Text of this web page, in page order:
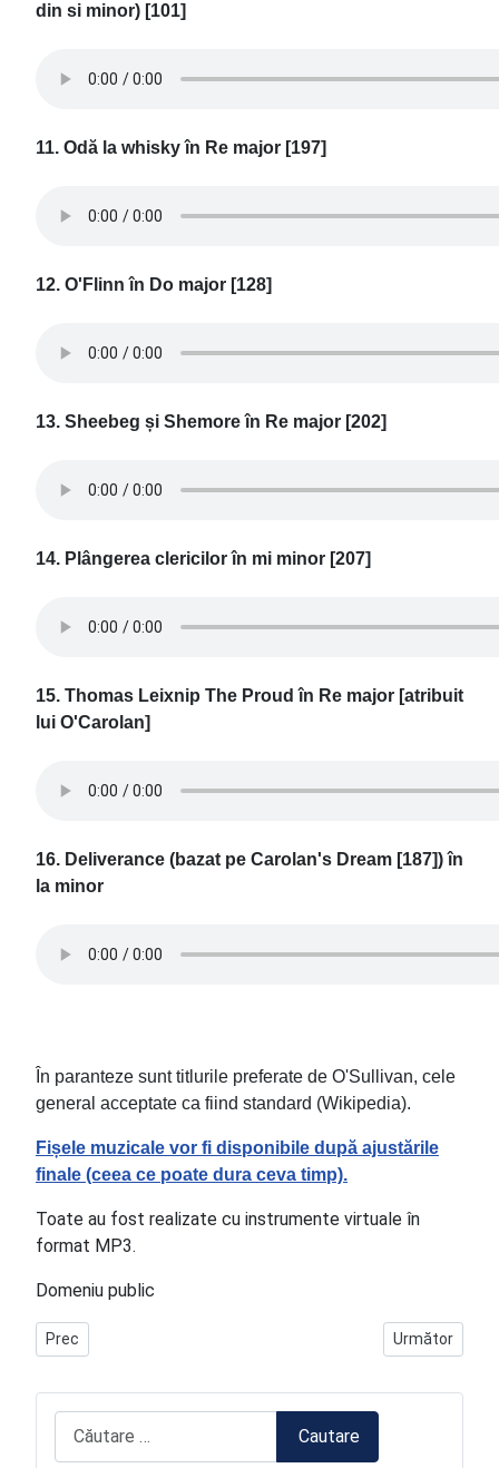
din si minor) [101]
11. Odă la whisky în Re major [197]
12. O'Flinn în Do major [128]
13. Sheebeg și Shemore în Re major [202]
14. Plângerea clericilor în mi minor [207]
15. Thomas Leixnip The Proud în Re major [atribuit
lui O'Carolan]
16. Deliverance (bazat pe Carolan's Dream [187]) în
la minor
În paranteze sunt titlurile preferate de O'Sullivan, cele
general acceptate ca fiind standard (Wikipedia).
Fișele muzicale vor fi disponibile după ajustările
finale (ceea ce poate dura ceva timp).
Toate au fost realizate cu instrumente virtuale în
format MP3.
Domeniu public
Articol precedent: Domenico Scarlatti ro
Prec Articolul
Următor
Cautare